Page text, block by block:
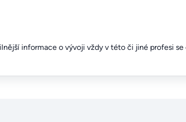
informace o vývoji vždy v této či jiné profesi